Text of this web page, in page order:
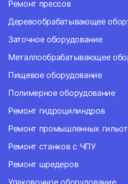
Ремонт прессов
Деревообрабатывающее
Заточное оборудование
Металлообрабатывающее
Пищевое оборудование
Полимерное оборудование
Ремонт гидроцилиндров
Ремонт промышленных
Ремонт станков с ЧПУ
Ремонт шредеров
Упаковочное оборудование